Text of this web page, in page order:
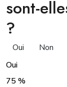
sont-
?
Oui
Non
Oui
75 %